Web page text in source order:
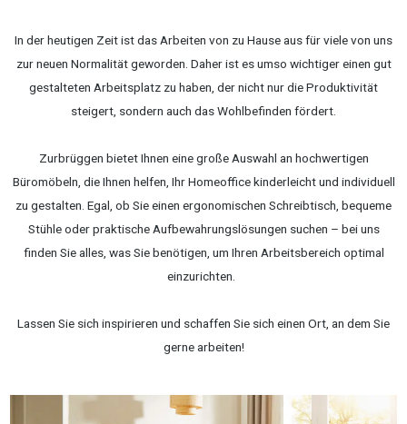
In der heutigen Zeit ist das Arbeiten von zu Hause aus für viele von uns
zur neuen Normalität geworden. Daher ist es umso wichtiger einen gut
gestalteten Arbeitsplatz zu haben, der nicht nur die Produktivität
steigert, sondern auch das Wohlbefinden fördert.
Zurbrüggen bietet Ihnen eine große Auswahl an hochwertigen
Büromöbeln, die Ihnen helfen, Ihr Homeoffice kinderleicht und individuell
zu gestalten. Egal, ob Sie einen ergonomischen Schreibtisch, bequeme
Stühle oder praktische Aufbewahrungslösungen suchen – bei uns
finden Sie alles, was Sie benötigen, um Ihren Arbeitsbereich optimal
einzurichten.
Lassen Sie sich inspirieren und schaffen Sie sich einen Ort, an dem Sie
gerne arbeiten!